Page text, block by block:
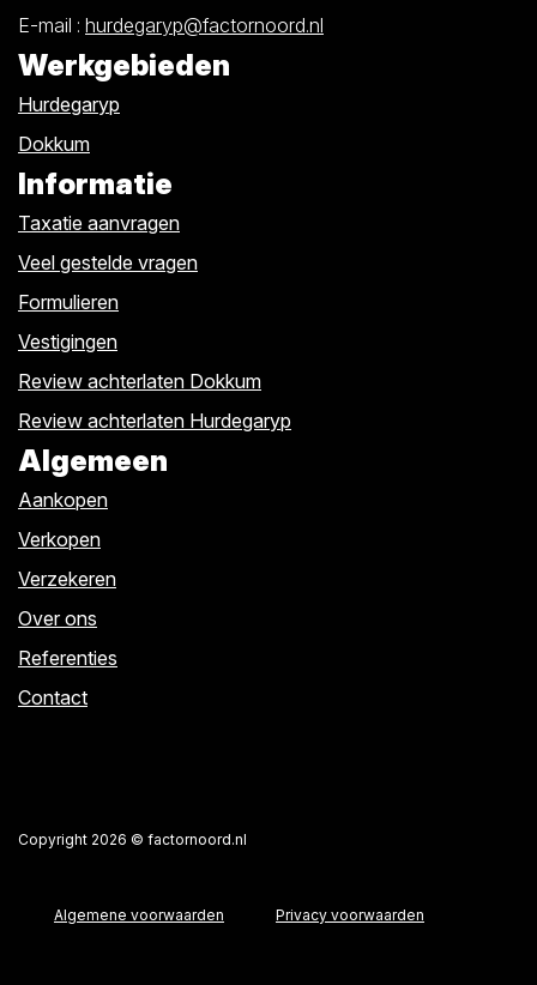
E-mail : hurdegaryp@factornoord.nl
Werkgebieden
Hurdegaryp
Dokkum
Informatie
Taxatie aanvragen
Veel gestelde vragen
Formulieren
Vestigingen
Review achterlaten Dokkum
Review achterlaten Hurdegaryp
Algemeen
Aankopen
Verkopen
Verzekeren
Over ons
Referenties
Contact
Copyright 2026 © factornoord.nl
Algemene voorwaarden Privacy voorwaarden